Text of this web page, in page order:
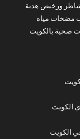
ورخيص هدية
مضخات مياه
صحية بالكويت
الكويت
الكويت